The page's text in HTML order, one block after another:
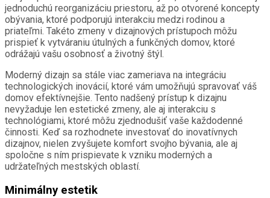
jednoduchú reorganizáciu priestoru, až po otvorené koncepty
obývania, ktoré podporujú interakciu medzi rodinou a
priateľmi. Takéto zmeny v dizajnových prístupoch môžu
prispieť k vytváraniu útulných a funkčných domov, ktoré
odrážajú vašu osobnosť a životný štýl.
Moderný dizajn sa stále viac zameriava na integráciu
technologických inovácií, ktoré vám umožňujú spravovať váš
domov efektívnejšie. Tento nadšený prístup k dizajnu
nevyžaduje len estetické zmeny, ale aj interakciu s
technológiami, ktoré môžu zjednodušiť vaše každodenné
činnosti. Keď sa rozhodnete investovať do inovatívnych
dizajnov, nielen zvyšujete komfort svojho bývania, ale aj
spoločne s ním prispievate k vzniku moderných a
udržateľných mestských oblastí.
Minimálny estetik